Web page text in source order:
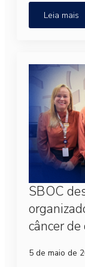
Leia mais
SBOC
câncer
5 de maio de